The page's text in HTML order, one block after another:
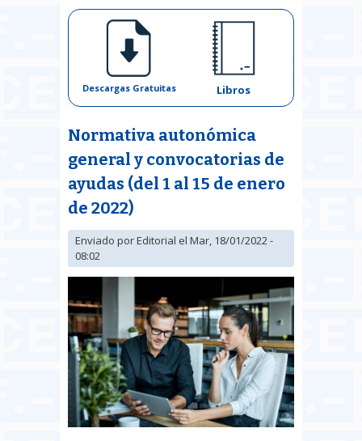
Descargas Gratuitas Libros
Normativa autonómica
general y convocatorias de
ayudas (del 1 al 15 de enero
de 2022)
Enviado porEditorial el Mar, 18/01/2022 -
08:02